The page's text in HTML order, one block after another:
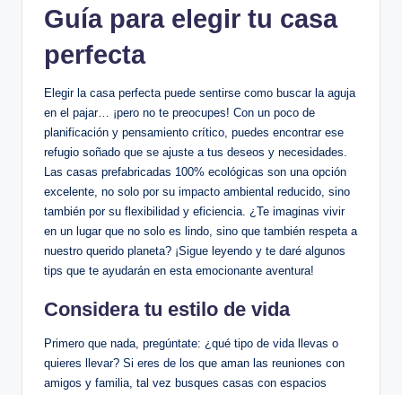
Guía para elegir tu casa
perfecta
Elegir la casa perfecta puede sentirse como buscar la aguja
en el pajar… ¡pero no te preocupes! Con un poco de
planificación y pensamiento crítico, puedes encontrar ese
refugio soñado que se ajuste a tus deseos y necesidades.
Las casas prefabricadas 100% ecológicas son una opción
excelente, no solo por su impacto ambiental reducido, sino
también por su flexibilidad y eficiencia. ¿Te imaginas vivir
en un lugar que no solo es lindo, sino que también respeta a
nuestro querido planeta? ¡Sigue leyendo y te daré algunos
tips que te ayudarán en esta emocionante aventura!
Considera tu estilo de vida
Primero que nada, pregúntate: ¿qué tipo de vida llevas o
quieres llevar? Si eres de los que aman las reuniones con
amigos y familia, tal vez busques casas con espacios